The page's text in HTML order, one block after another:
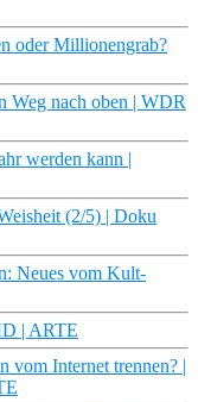
oder Millionengrab?
Weg nach oben | WDR
werden kann |
(2/5) | Doku
Neues vom Kult-
| ARTE
vom Internet trennen? |